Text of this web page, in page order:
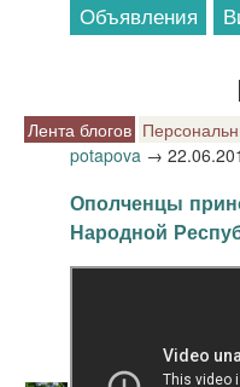
Объявления
Лента блогов
potapova →
Ополченцы
Народной